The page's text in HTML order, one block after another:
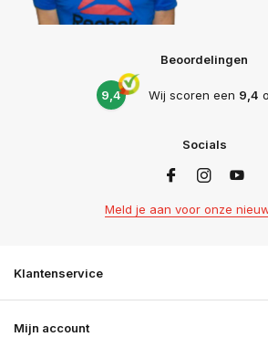
Beoordelingen
9,4 Wij scoren een 9,4
Socials
Meld je aan voor onze
Klantenservice
Mijn account